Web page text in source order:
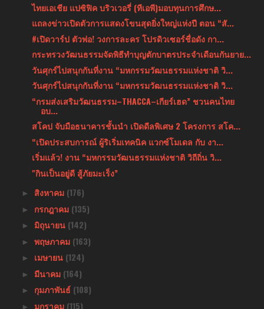
ไทยเอเชีย แปซิฟิค บริวเวอรี่ (ทีเอพี)มอบทุนการศึกษ...
แถลงข่าวเปิดตัวการแสดงโขนสุดยิ่งใหญ่แห่งปี ตอน “สั...
#เปิดวาร์ป ตัวพ่อ! วงการละคร โปรดิวเซอร์ชื่อดัง กา...
กระทรวงวัฒนธรรมจัดพิธีทำบุญตักบาตรประจำเดือนกันยาย...
วันศุกร์ไปสนุกกันที่งาน “มหกรรมวัฒนธรรมแห่งชาติ วิ...
วันศุกร์ไปสนุกกันที่งาน “มหกรรมวัฒนธรรมแห่งชาติ วิ...
“กรมส่งเสริมวัฒนธรรม–THACCA–เกียร์เฮด” ชวนคนไทย
อบ...
สโคป จับมือธนาคารชั้นนำ เปิดดีลพิเศษ 2 โครงการ สโค...
“เปิดประสบการณ์ ผู้ริเริ่มเทคนิค แวกซ์โมเดล กับ งา...
เริ่มแล้ว! งาน “มหกรรมวัฒนธรรมแห่งชาติ วิถีถิ่น วิ...
"กินเป็นอยู่ดี สู้ภัยมะเร็ง”
► สิงหาคม (176)
► กรกฎาคม (135)
► มิถุนายน (142)
► พฤษภาคม (163)
► เมษายน (124)
► มีนาคม (164)
► กุมภาพันธ์ (108)
► มกราคม (115)